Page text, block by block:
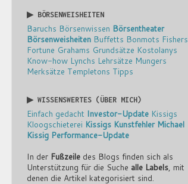
▶ BÖRSENWEISHEITEN
Baruchs Börsenwissen Börsentheater
Börsenweisheiten Buffetts Bonmots Fishers
Fortune Grahams Grundsätze Kostolanys
Know-how Lynchs Lehrsätze Mungers
Merksätze Templetons Tipps
▶ WISSENSWERTES (ÜBER MICH)
Einfach gedacht Investor-Update Kissigs
Kloogschieterei Kissigs Kunstfehler Michael
Kissig Performance-Update
In der Fußzeile des Blogs finden sich als
Unterstützung für die Suche alle Labels , mit
denen die Artikel kategorisiert sind.